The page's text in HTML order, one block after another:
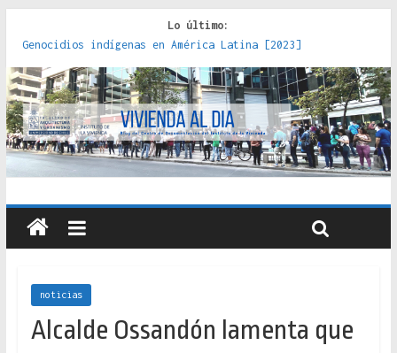
Lo último:
Genocidios indígenas en América Latina [2023]
Estudios sobre la espacialización de los Estados :
políticas, prácticas y representaciones [2022]
Donde el pedernal choca con el acero : hacia una teoría
crítica de las fronteras latinoamericanas [2020]
Criterios técnicos para una vivienda adecuada [2019]
Red de consultorios de la Caja del Seguro Obrero en
Santiago : un patrimonio emblemático [2014]
noticias
Alcalde Ossandón lamenta que